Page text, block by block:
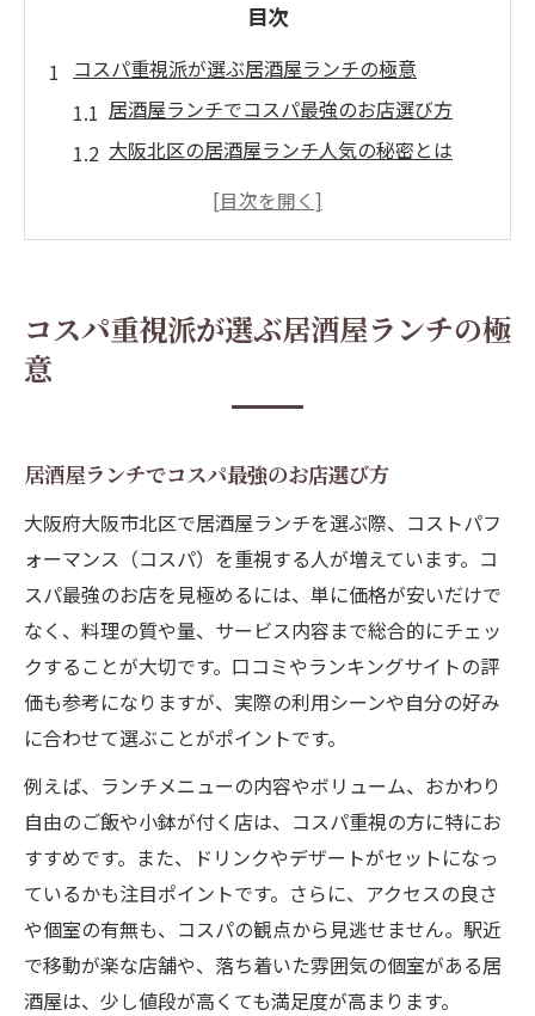
目次
コスパ重視派が選ぶ居酒屋ランチの極意
居酒屋ランチでコスパ最強のお店選び方
大阪北区の居酒屋ランチ人気の秘密とは
安い居酒屋ランチで満足度を高める方法
北区で見つかるゆったり大人のランチ体験
おしゃれな居酒屋ランチで北区を満喫
大人が選ぶ居酒屋ランチの魅力に迫る
北区の居酒屋ランチで人気の空間を探す
個室で楽しむ大阪北区の昼居酒屋活用法
居酒屋個室で味わうゆったりランチの魅力
北区で個室居酒屋ランチを選ぶポイント
居酒屋ランチの個室活用で満足度アップ
大阪市北区で個室居酒屋を賢く利用する方
法
現在地周辺で探す居酒屋個室ランチのコツ
大満足！北区で叶う人気の居酒屋ランチ
大阪北区で人気の居酒屋ランチを徹底解説
居酒屋ランチランキングから選ぶ満足店
コスパ最強の居酒屋ランチで大満足体験
コスパ重視派が選ぶ居酒屋ランチの極
意
居酒屋ランチでコスパ最強のお店選び方
大阪府大阪市北区で居酒屋ランチを選ぶ際、コストパフ
ォーマンス（コスパ）を重視する人が増えています。コ
スパ最強のお店を見極めるには、単に価格が安いだけで
なく、料理の質や量、サービス内容まで総合的にチェッ
クすることが大切です。口コミやランキングサイトの評
価も参考になりますが、実際の利用シーンや自分の好み
に合わせて選ぶことがポイントです。
例えば、ランチメニューの内容やボリューム、おかわり
自由のご飯や小鉢が付く店は、コスパ重視の方に特にお
すすめです。また、ドリンクやデザートがセットになっ
ているかも注目ポイントです。さらに、アクセスの良さ
や個室の有無も、コスパの観点から見逃せません。駅近
で移動が楽な店舗や、落ち着いた雰囲気の個室がある居
酒屋は、少し値段が高くても満足度が高まります。